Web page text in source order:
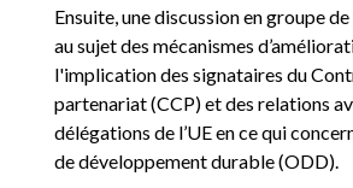
Ensuite, une discussion en groupe
au sujet des mécanismes
l'implication des signataires du
partenariat (CCP) et des relations
délégations de l’UE en ce qui
de développement durable (ODD).